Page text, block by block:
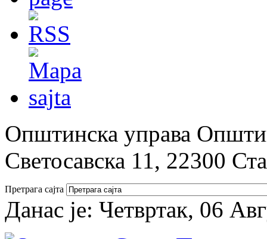
Општинска управа
Светосавска 11, 22300
Претрага сајта
Данас је: Четвртак, 06